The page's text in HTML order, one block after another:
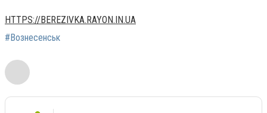
HTTPS://BEREZIVKA.RAYON.IN.UA
#Вознесенськ